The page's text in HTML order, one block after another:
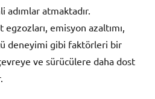
atmaktadır.
emisyon azaltımı,
deneyimi gibi faktörleri bir
ve sürücülere daha dost